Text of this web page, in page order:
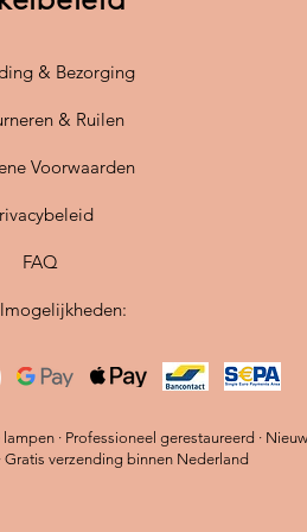
nieuw
deze
je
met
& Bezorging
& Ruilen
Voorwaarden
FAQ
· Professioneel gerestaureerd ·
Gratis verzending binnen Nederland